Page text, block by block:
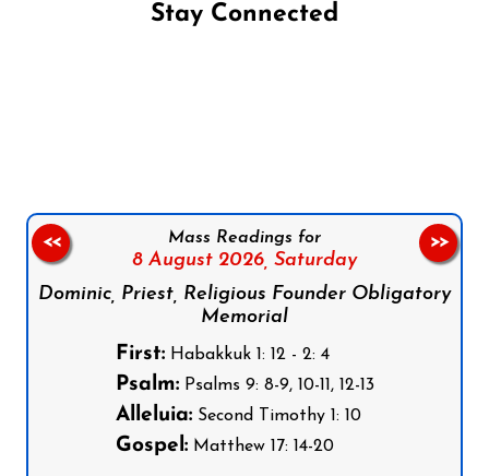
Stay Connected
Mass Readings for
8 August 2026, Saturday
Dominic, Priest, Religious Founder Obligatory
Memorial
First:Habakkuk 1: 12 - 2: 4
Psalm:Psalms 9: 8-9, 10-11, 12-13
Alleluia:Second Timothy 1: 10
Gospel:Matthew 17: 14-20
<< >>